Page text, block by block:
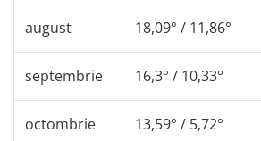
august 18,09° / 11,86°
septembrie 16,3° / 10,33°
octombrie 13,59° / 5,72°